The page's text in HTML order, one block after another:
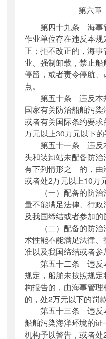
第六
第四十九条 海事管
作业单位存在违反本
正；拒不改正的，海
业、强制卸载，禁止
停留，或者责令停航
点。
第五十条 违反本规
国家有关防治船舶污
或者有关国际条约要
万元以上30万元以下的
第五十一条 违反本
头和装卸站未配备防治
有下列情形之一的，由
或者处2万元以上10万
（一）配备的防治
量不能满足法律、行
及我国缔结或者参加的
（二）配备的防治
术性能不能满足法律
准以及我国缔结或者参
第五十二条 违反本
规定，船舶未按照规
构报告的，由海事管
的，处2万元以下的罚款
第五十三条 违反本
船舶污染海洋环境的
机构予以警告，或者处